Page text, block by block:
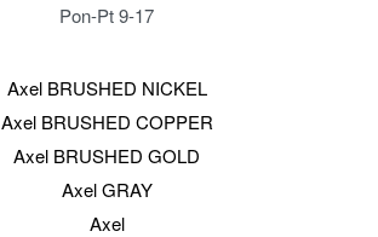
Pon-Pt 9-17
Axel BRUSHED NICKEL
Axel BRUSHED COPPER
Axel BRUSHED GOLD
Axel GRAY
Axel